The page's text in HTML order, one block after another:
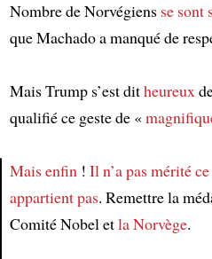
Article
Nombre de Norvégiens se sont
que Machado a manqué de
Mais Trump s’est ditheureux
qualifié ce geste de «
Mais enfin! Il n’a pas mérité
appartient pas. Remettre la
Comité Nobel etla Norvège.